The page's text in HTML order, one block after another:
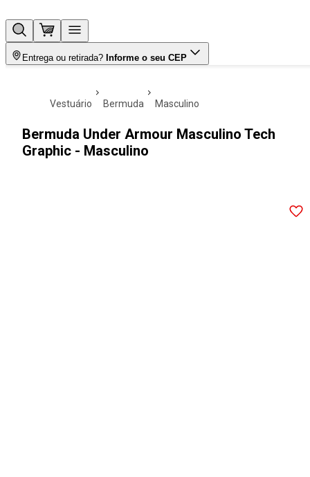
Entrega ou retirada? Informe o seu CEP
vestuário bermuda masculino
Bermuda Under Armour Masculino Tech
Graphic - Masculino